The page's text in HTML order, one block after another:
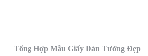
Tổng Hợp Mẫu Giấy Dán Tường Đẹp